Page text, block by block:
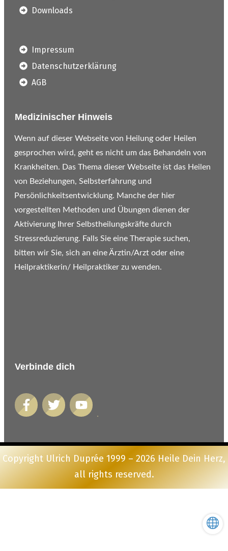
Downloads
Impressum
Datenschutzerklärung
AGB
Medizinischer Hinweis
Wenn auf dieser Webseite von Heilung oder Heilen
gesprochen wird, geht es nicht um das Behandeln von
Krankheiten. Das Thema dieser Webseite ist das Heilen
von Beziehungen, Selbsterfahrung und
Persönlichkeitsentwicklung. Manche der hier
vorgestellten Methoden und Übungen dienen der
Aktivierung Ihrer Selbstheilungskräfte durch
Stressreduzierung. Falls Sie eine Therapie suchen,
bitten wir Sie, sich an eine Ärztin/Arzt oder eine
Heilpraktikerin/ Heilpraktiker zu wenden.
Verbinde dich
Copyright Ulrich Duprée 1999 – 2026 Heile Dein Herz,
all rights reserved.